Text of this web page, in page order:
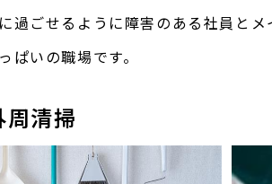
過ごせるように障害のある社員とメ
ぱいの職場です。
周清掃